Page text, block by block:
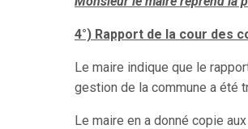
4°) Rapport de la cour des
Le maire indique que le
gestion de la commune a été
Le maire en a donné copie